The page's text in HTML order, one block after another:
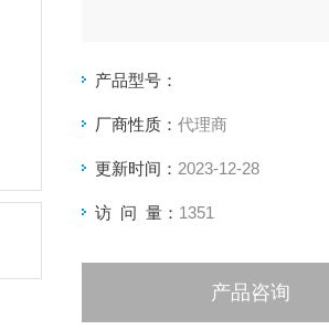
产品型号：
厂商性质： 代理商
更新时间： 2023-12-28
访 问 量： 1351
产品咨询